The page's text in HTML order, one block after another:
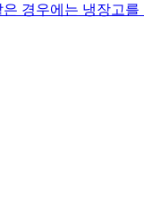
경우에는 냉장고